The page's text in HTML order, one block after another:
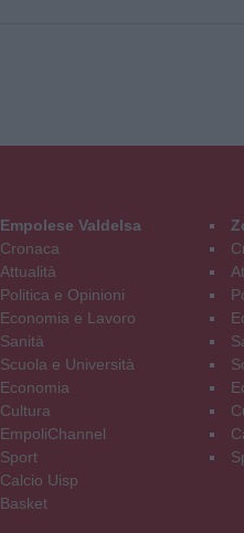
Empolese Valdelsa
Cronaca
Attualità
Politica e Opinioni
Economia e Lavoro
Sanità
Scuola e Università
Economia
Cultura
EmpoliChannel
Sport
Calcio Uisp
Basket